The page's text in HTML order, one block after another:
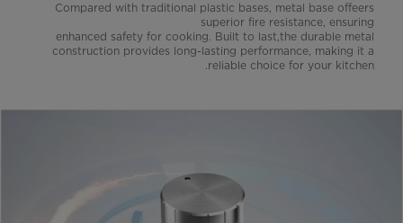
Compared with traditional plastic bases, metal base offeers
superior fire resistance, ensuring
enhanced safety for cooking. Built to last,the durable metal
construction provides long-lasting performance, making it a
reliable choice for your kitchen.